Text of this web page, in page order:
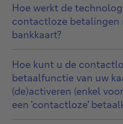
Hoe werkt de
contactloze betalingen
bankkaart?
Hoe kunt u de
betaalfunctie van uw
(de)activeren (enkel
een 'contactloze'